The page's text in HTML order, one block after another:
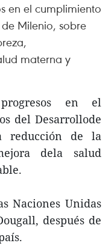
en el cumplimiento
Milenio, sobre
materna y
en el
del Desarrollode
reducción de la
dela salud
Naciones Unidas
después de